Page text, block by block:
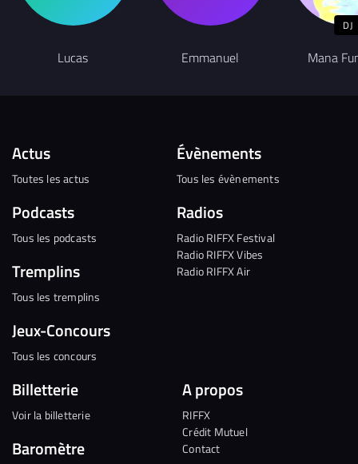
Lucas Emmanuel
DJ
Mana
Actus
Toutes les actus
Podcasts
Tous les podcasts
Tremplins
Tous les tremplins
Jeux-Concours
Tous les concours
Évènements
Tous les évènements
Radios
Radio RIFFX Festival
Radio RIFFX Vibes
Radio RIFFX Air
Billetterie
Voir la billetterie
Baromètre
A propos
RIFFX
Crédit Mutuel
Contact